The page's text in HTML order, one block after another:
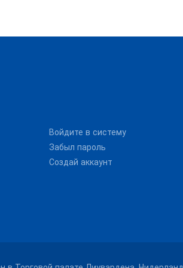
Войдите в систему
Забыл пароль
Создай аккаунт